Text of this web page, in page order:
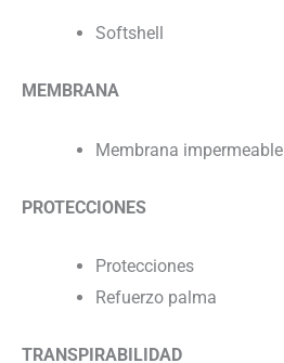
Softshell
MEMBRANA
Membrana impermeable
PROTECCIONES
Protecciones
Refuerzo palma
TRANSPIRABILIDAD